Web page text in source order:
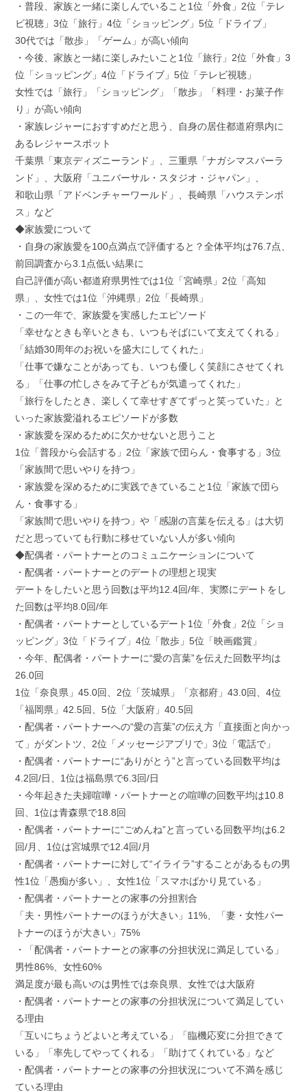
・普段、家族と一緒に楽しんでいること1位「外食」2位「テレ
ビ視聴」3位「旅行」4位「ショッピング」5位「ドライブ」
30代では「散歩」「ゲーム」が高い傾向
・今後、家族と一緒に楽しみたいこと1位「旅行」2位「外食」3
位「ショッピング」4位「ドライブ」5位「テレビ視聴」
女性では「旅行」「ショッピング」「散歩」「料理・お菓子作
り」が高い傾向
・家族レジャーにおすすめだと思う、自身の居住都道府県内に
あるレジャースポット
千葉県「東京ディズニーランド」、三重県「ナガシマスパーラ
ンド」、大阪府「ユニバーサル・スタジオ・ジャパン」、
和歌山県「アドベンチャーワールド」、長崎県「ハウステンボ
ス」など
◆家族愛について
・自身の家族愛を100点満点で評価すると？全体平均は76.7点、
前回調査から3.1点低い結果に
自己評価が高い都道府県男性では1位「宮崎県」2位「高知
県」、女性では1位「沖縄県」2位「長崎県」
・この一年で、家族愛を実感したエピソード
「幸せなときも辛いときも、いつもそばにいて支えてくれる」
「結婚30周年のお祝いを盛大にしてくれた」
「仕事で嫌なことがあっても、いつも優しく笑顔にさせてくれ
る」「仕事の忙しさをみて子どもが気遣ってくれた」
「旅行をしたとき、楽しくて幸せすぎてずっと笑っていた」と
いった家族愛溢れるエピソードが多数
・家族愛を深めるために欠かせないと思うこと
1位「普段から会話する」2位「家族で団らん・食事する」3位
「家族間で思いやりを持つ」
・家族愛を深めるために実践できていること1位「家族で団ら
ん・食事する」
「家族間で思いやりを持つ」や「感謝の言葉を伝える」は大切
だと思っていても行動に移せていない人が多い傾向
◆配偶者・パートナーとのコミュニケーションについて
・配偶者・パートナーとのデートの理想と現実
デートをしたいと思う回数は平均12.4回/年、実際にデートをし
た回数は平均8.0回/年
・配偶者・パートナーとしているデート1位「外食」2位「ショ
ッピング」3位「ドライブ」4位「散歩」5位「映画鑑賞」
・今年、配偶者・パートナーに“愛の言葉”を伝えた回数平均は
26.0回
1位「奈良県」45.0回、2位「茨城県」「京都府」43.0回、4位
「福岡県」42.5回、5位「大阪府」40.5回
・配偶者・パートナーへの“愛の言葉”の伝え方「直接面と向かっ
て」がダントツ、2位「メッセージアプリで」3位「電話で」
・配偶者・パートナーに“ありがとう”と言っている回数平均は
4.2回/日、1位は福島県で6.3回/日
・今年起きた夫婦喧嘩・パートナーとの喧嘩の回数平均は10.8
回、1位は青森県で18.8回
・配偶者・パートナーに“ごめんね”と言っている回数平均は6.2
回/月、1位は宮城県で12.4回/月
・配偶者・パートナーに対して“イライラ”することがあるもの男
性1位「愚痴が多い」、女性1位「スマホばかり見ている」
・配偶者・パートナーとの家事の分担割合
「夫・男性パートナーのほうが大きい」11%、「妻・女性パー
トナーのほうが大きい」75%
・「配偶者・パートナーとの家事の分担状況に満足している」
男性86%、女性60%
満足度が最も高いのは男性では奈良県、女性では大阪府
・配偶者・パートナーとの家事の分担状況について満足してい
る理由
「互いにちょうどよいと考えている」「臨機応変に分担できて
いる」「率先してやってくれる」「助けてくれている」など
・配偶者・パートナーとの家事の分担状況について不満を感じ
ている理由